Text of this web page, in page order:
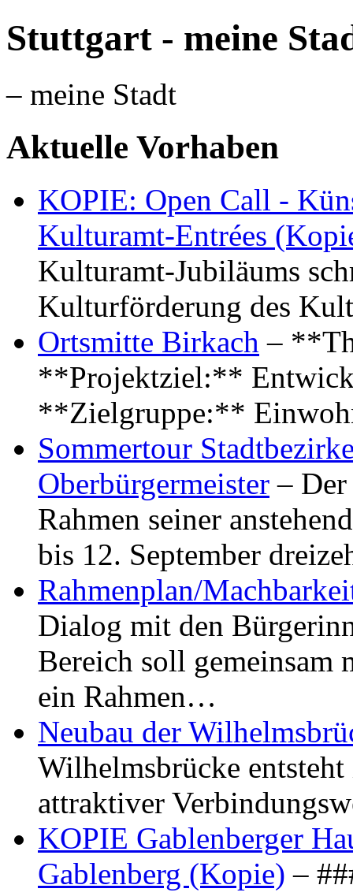
Stuttgart - meine
– meine Stadt
Aktuelle Vorhaben
KOPIE: Open Call -
Kulturamt-Entrées
Kulturamt-Jubiläums
Kulturförderung des
Ortsmitte Birkach –
**Projektziel:**
**Zielgruppe:**
Sommertour
Oberbürgermeister –
Rahmen seiner
bis 12. September
Rahmenplan/
Dialog mit den
Bereich soll gemeinsam
ein Rahmen…
Neubau der
Wilhelmsbrücke
attraktiver
KOPIE Gablenberger
Gablenberg (Kopie) –